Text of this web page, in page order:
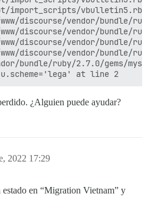
import_scripts/
discourse/vendor/bundle/
discourse/vendor/bundle/
discourse/vendor/bundle/
discourse/vendor/bundle/
bundle/ruby/2.7.0/gems/
¿Alguien puede ayudar?
2022 17:29
estado en “Migration Vietnam” y